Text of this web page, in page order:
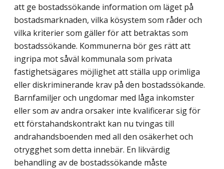
att ge bostadssökande information om läget på
bostadsmarknaden, vilka kösystem som råder och
vilka kriterier som gäller för att betraktas som
bostadssökande. Kommunerna bör ges rätt att
ingripa mot såväl kommunala som privata
fastighetsägares möjlighet att ställa upp orimliga
eller diskriminerande krav på den bostadssökande.
Barnfamiljer och ungdomar med låga inkomster
eller som av andra orsaker inte kvalificerar sig för
ett förstahandskontrakt kan nu tvingas till
andrahandsboenden med all den osäkerhet och
otrygghet som detta innebär. En likvärdig
behandling av de bostadssökande måste